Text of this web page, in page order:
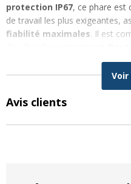
protection IP67, ce phare est
de travail les plus exigeantes,
fiabilité maximales. Il est
Ferguson, Claas et Solis.
En associant ce phare avec un
d’activersimultanément les
Voir
Avis clients